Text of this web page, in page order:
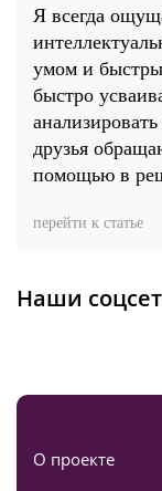
Я всегда
умом и
быстро
друзья
помощью в
перейти к статье
Наши
О проекте